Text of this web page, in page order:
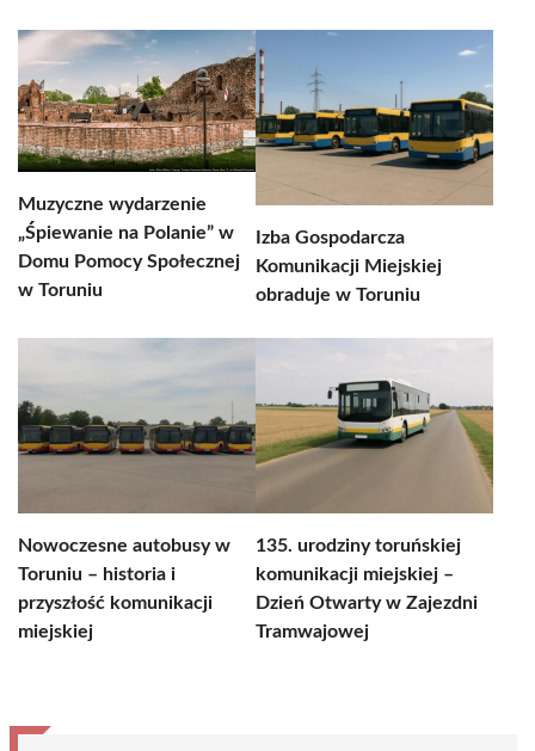
Muzyczne wydarzenie
„Śpiewanie na Polanie” w
Domu Pomocy Społecznej
w Toruniu
Izba Gospodarcza
Komunikacji Miejskiej
obraduje w Toruniu
Nowoczesne autobusy w
Toruniu – historia i
przyszłość komunikacji
miejskiej
135. urodziny toruńskiej
komunikacji miejskiej –
Dzień Otwarty w Zajezdni
Tramwajowej